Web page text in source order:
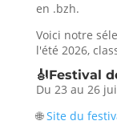
en .bzh.
Voici notre
l'été 2026,
🎻Festival
Du 23 au 26
🌐Site du